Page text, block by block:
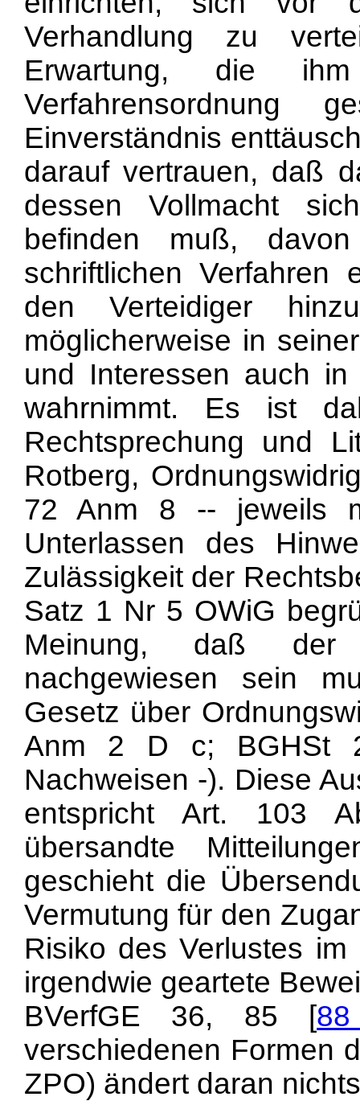
Verhandlung zu
Erwartung, die
Verfahrensordnung
Einverständnis
darauf vertrauen, daß
dessen Vollmacht
befinden muß,
schriftlichen Verfahren
den Verteidiger
möglicherweise in
und Interessen auch in
wahrnimmt. Es ist
Rechtsprechung und
Rotberg,
72 Anm 8 -- jeweils
Unterlassen des
Zulässigkeit der
Satz 1 Nr 5 OWiG
Meinung, daß der
nachgewiesen sein
Gesetz über
Anm 2 D c; BGHSt
Nachweisen -). Diese
entspricht Art. 103
übersandte
geschieht die
Vermutung für den
Risiko des Verlustes
irgendwie geartete
BVerfGE 36, 85 [
verschiedenen Formen
ZPO) ändert daran